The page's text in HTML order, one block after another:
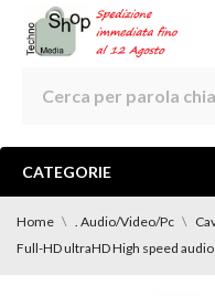
CATEGORIE
Home . Audio/Video/Pc
Full-HD ultraHD High speed